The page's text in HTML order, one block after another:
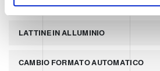
o
LATTINE IN ALLUMINIO
CAMBIO FORMATO AUTOMATICO